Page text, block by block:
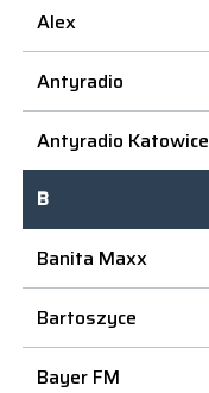
Alex
Antyradio
Antyradio Katowice
B
Banita Maxx
Bartoszyce
Bayer FM